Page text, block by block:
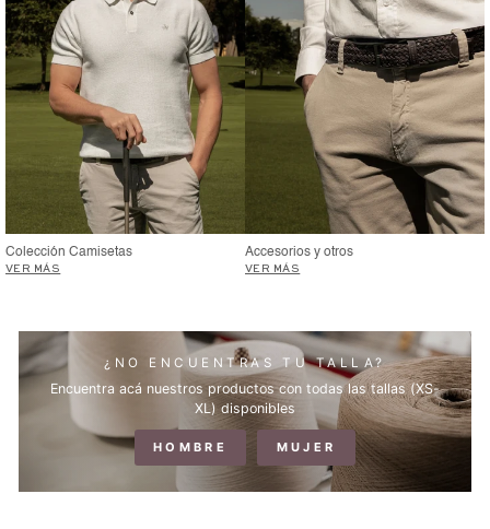
Colección Camisetas
VER MÁS
Accesorios y otros
VER MÁS
¿NO ENCUENTRAS TU TALLA?
Encuentra acá nuestros productos con todas las tallas (XS-
XL) disponibles
HOMBRE MUJER